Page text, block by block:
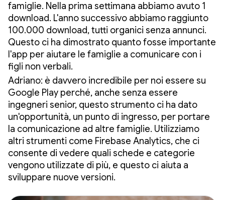
famiglie. Nella prima settimana abbiamo avuto 1
download. L'anno successivo abbiamo raggiunto
100.000 download, tutti organici senza annunci.
Questo ci ha dimostrato quanto fosse importante
l'app per aiutare le famiglie a comunicare con i
figli non verbali.
Adriano: è davvero incredibile per noi essere su
Google Play perché, anche senza essere
ingegneri senior, questo strumento ci ha dato
un'opportunità, un punto di ingresso, per portare
la comunicazione ad altre famiglie. Utilizziamo
altri strumenti come Firebase Analytics, che ci
consente di vedere quali schede e categorie
vengono utilizzate di più, e questo ci aiuta a
sviluppare nuove versioni.